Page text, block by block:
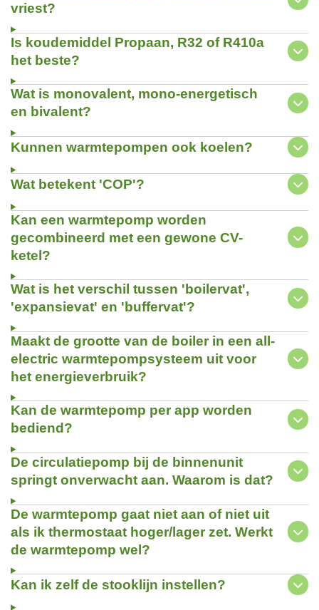
vriest?
Is koudemiddel Propaan, R32 of R410a
het beste?
Wat is monovalent, mono-energetisch
en bivalent?
Kunnen warmtepompen ook koelen?
Wat betekent 'COP'?
Kan een warmtepomp worden
gecombineerd met een gewone CV-
ketel?
Wat is het verschil tussen 'boilervat',
'expansievat' en 'buffervat'?
Maakt de grootte van de boiler in een all-
electric warmtepompsysteem uit voor
het energieverbruik?
Kan de warmtepomp per app worden
bediend?
De circulatiepomp bij de binnenunit
springt onverwacht aan. Waarom is dat?
De warmtepomp gaat niet aan of niet uit
als ik thermostaat hoger/lager zet. Werkt
de warmtepomp wel?
Kan ik zelf de stooklijn instellen?